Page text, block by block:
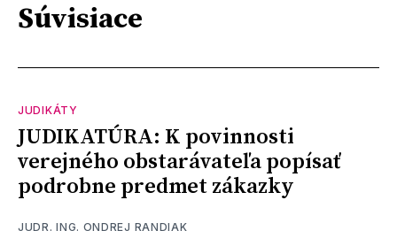
Súvisiace
JUDIKÁTY
JUDIKATÚRA: K povinnosti
verejného obstarávateľa popísať
podrobne predmet zákazky
JUDR. ING. ONDREJ RANDIAK